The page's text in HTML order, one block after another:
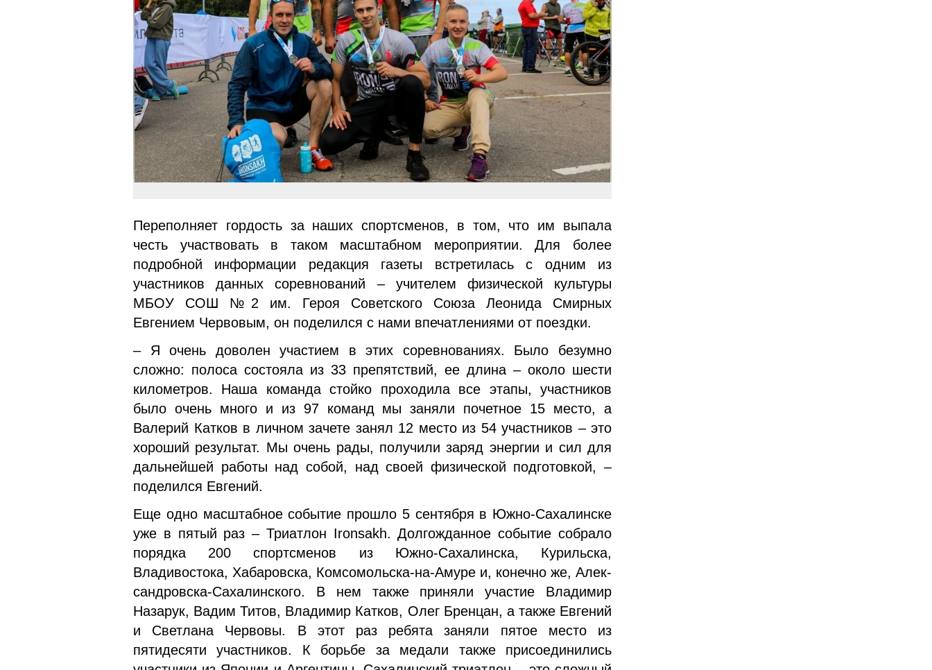
Переполняет гордость за наших спортсменов, в том, что им выпала
честь участвовать в таком масштабном меро­приятии. Для более
подробной инфор­мации редакция газеты встретилась с од­ним из
участников данных соревнований – учителем физической культуры
МБОУ СОШ №2 им. Героя Советского Союза Леонида Смирных
Евгением Червовым, он поделился с нами впечатлениями от поездки.
– Я очень доволен участием в этих со­ревнованиях. Было безумно
сложно: по­лоса состояла из 33 препятствий, ее длина – около шести
километров. Наша команда стойко проходила все этапы, участников
было очень много и из 97 команд мы заня­ли почетное 15 место, а
Валерий Катков в личном зачете занял 12 место из 54 участ­ников – это
хороший результат. Мы очень рады, получили заряд энергии и сил для
дальнейшей работы над собой, над своей физической подготовкой, –
поделился Ев­гений.
Еще одно масштабное событие про­шло 5 сентября в Южно-Сахалинске
уже в пятый раз – Триатлон Ironsakh. Долго­жданное событие собрало
порядка 200 спортсменов из Южно-Сахалинска, Ку­рильска,
Владивостока, Хабаровска, Ком­сомольска-на-Амуре и, конечно же, Алек­
сандровска-Сахалинского. В нем также приняли участие Владимир
Назарук, Ва­дим Титов, Владимир Катков, Олег Брен­цан, а также Евгений
и Светлана Червовы. В этот раз ребята заняли пятое место из
пятидесяти участников. К борьбе за ме­дали также присоединились